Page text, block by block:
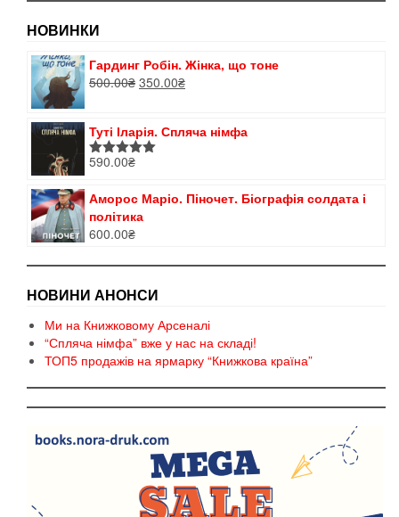
НОВИНКИ
Гардинг Робін. Жінка, що тоне
500.00₴ Оригінальна
350.00₴Поточна
Туті Іларія. Спляча німфа
Оцінено в
590.00₴
Аморос Маріо. Піночет. Біографія солдата і
політика
600.00₴
НОВИНИ АНОНСИ
Ми на Книжковому Арсеналі
“Спляча німфа” вже у нас на складі!
ТОП5 продажів на ярмарку “Книжкова країна”